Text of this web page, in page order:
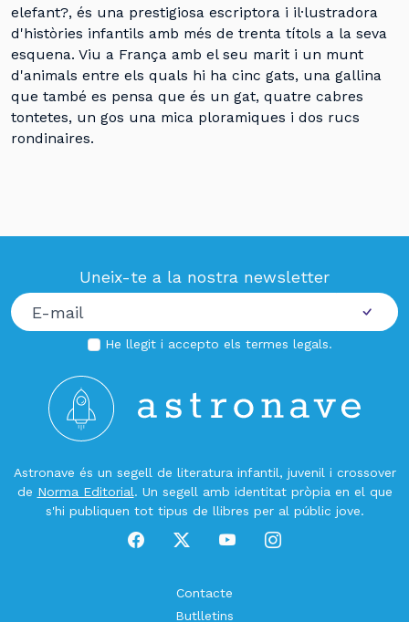
elefant?, és una prestigiosa escriptora i il·lustradora
d'històries infantils amb més de trenta títols a la seva
esquena. Viu a França amb el seu marit i un munt
d'animals entre els quals hi ha cinc gats, una gallina
que també es pensa que és un gat, quatre cabres
tontetes, un gos una mica ploramiques i dos rucs
rondinaires.
Uneix-te a la nostra newsletter
He llegit i accepto els termes legals.
Astronave és un segell de literatura infantil, juvenil i crossover
de Norma Editorial. Un segell amb identitat pròpia en el que
s'hi publiquen tot tipus de llibres per al públic jove.
Contacte
Butlletins